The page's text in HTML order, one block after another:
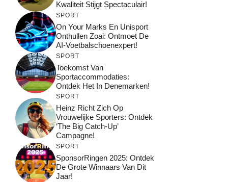
Kwaliteit Stijgt Spectaculair!
SPORT
On Your Marks En Unisport
Onthullen Zoai: Ontmoet De
AI-Voetbalschoenexpert!
SPORT
Toekomst Van
Sportaccommodaties:
Ontdek Het In Denemarken!
SPORT
Heinz Richt Zich Op
Vrouwelijke Sporters: Ontdek
‘The Big Catch-Up’
Campagne!
SPORT
SponsorRingen 2025: Ontdek
De Grote Winnaars Van Dit
Jaar!